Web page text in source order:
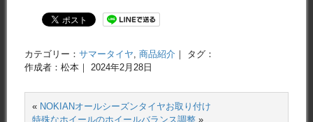
カテゴリー： サマータイヤ 商品紹介 ｜ タグ：
作成者：松本｜ 2024年2月28日
« NOKIANオールシーズンタイヤお取り付け
特殊なホイールのホイールバランス調整 »